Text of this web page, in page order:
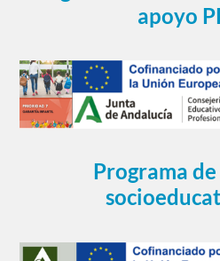
apoyo
Programa